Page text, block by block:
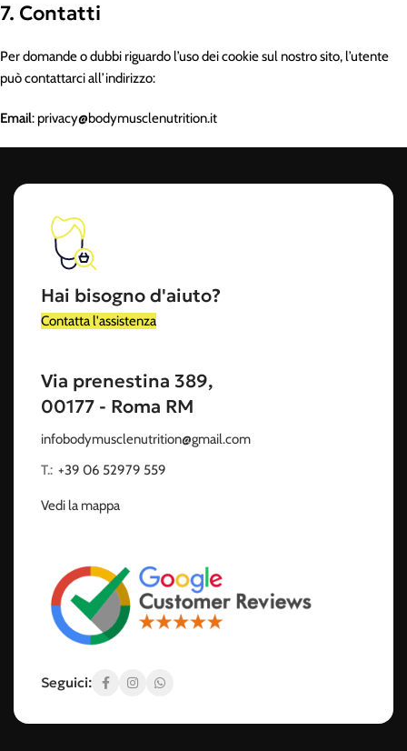
7. Contatti
Per domande o dubbi riguardo l’uso dei cookie sul nostro sito, l’utente
può contattarci all’indirizzo:
Email: privacy@bodymusclenutrition.it
Hai bisogno d'aiuto?
Contatta l'assistenza
Via prenestina 389,
00177 - Roma RM
infobodymusclenutrition@gmail.com
T.: +39 06 52979 559
Vedi la mappa
Seguici: